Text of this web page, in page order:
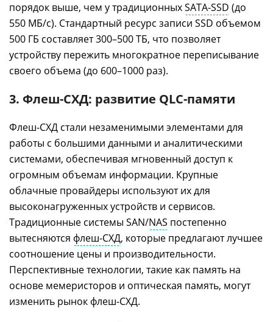
порядок выше, чем у традиционныхSATA-SSD (до
550 МБ/с). Стандартный ресурс записи SSD объемом
500 ГБ составляет 300–500 ТБ, что позволяет
устройству пережить многократное переписывание
своего объема (до 600–1000 раз).
3. Флеш-СХД: развитие QLC-памяти
Флеш-СХД стали незаменимыми элементами для
работы с большими данными и аналитическими
системами, обеспечивая мгновенный доступ к
огромным объемам информации. Крупные
облачные провайдеры используют их для
высоконагруженных устройств и сервисов.
Традиционные системы SAN/NAS постепенно
вытесняются флеш-СХД, которые предлагают лучшее
соотношение цены и производительности.
Перспективные технологии, такие как память на
основе мемеристоров и оптическая память, могут
изменить рынок флеш-СХД.